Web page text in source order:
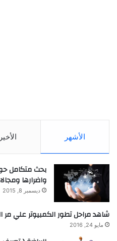
الأشهر
بحث متكامل
واضرارها
ديسمبر 8, 2015
شاهد مراحل تطور الكمبيوتر علي مر
مايو 24, 2016